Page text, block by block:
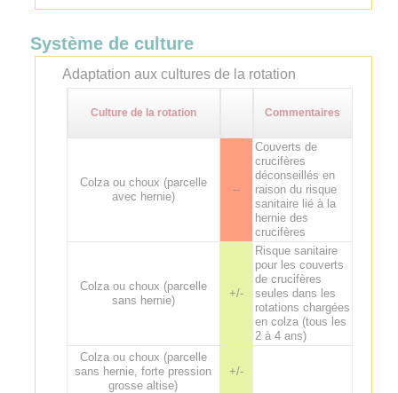
Système de culture
Adaptation aux cultures de la rotation
Culture de la rotation Commentaires
Colza ou choux (parcelle
avec hernie)
--
Couverts de
crucifères
déconseillés en
raison du risque
sanitaire lié à la
hernie des
crucifères
Colza ou choux (parcelle
sans hernie)
+/-
Risque sanitaire
pour les couverts
de crucifères
seules dans les
rotations chargées
en colza (tous les
2 à 4 ans)
Colza ou choux (parcelle
sans hernie, forte pression
grosse altise)
+/-